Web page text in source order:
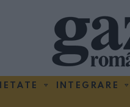
INTEGRARE